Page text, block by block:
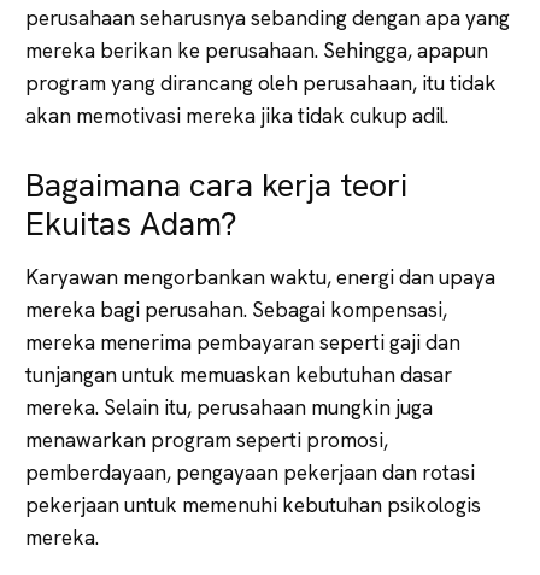
perusahaan seharusnya sebanding dengan apa yang
mereka berikan ke perusahaan. Sehingga, apapun
program yang dirancang oleh perusahaan, itu tidak
akan memotivasi mereka jika tidak cukup adil.
Bagaimana cara kerja teori
Ekuitas Adam?
Karyawan mengorbankan waktu, energi dan upaya
mereka bagi perusahan. Sebagai kompensasi,
mereka menerima pembayaran seperti gaji dan
tunjangan untuk memuaskan kebutuhan dasar
mereka. Selain itu, perusahaan mungkin juga
menawarkan program seperti promosi,
pemberdayaan, pengayaan pekerjaan dan rotasi
pekerjaan untuk memenuhi kebutuhan psikologis
mereka.